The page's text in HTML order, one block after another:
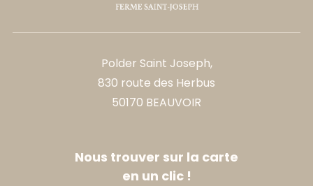
Polder Saint Joseph,
830 route des Herbus
50170 BEAUVOIR
Nous trouver sur la carte
en un clic !